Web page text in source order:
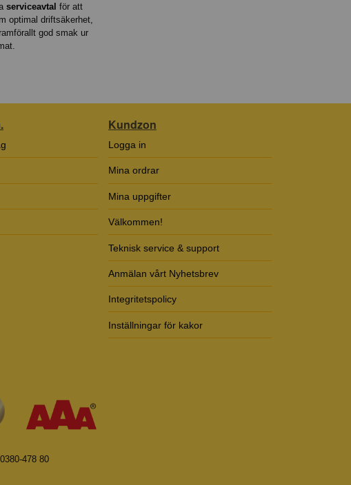
serviceavtal för att
optimal driftsäkerhet,
god smak ur
Kundzon
Logga in
Mina ordrar
Mina uppgifter
Välkommen!
Teknisk service & support
Anmälan vårt Nyhetsbrev
Integritetspolicy
Inställningar för kakor
478 80